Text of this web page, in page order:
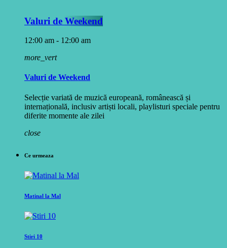
Valuri de Weekend
12:00 am - 12:00 am
more_vert
Valuri de Weekend
Selecție variată de muzică europeană, românească și
internațională, inclusiv artiști locali, playlisturi speciale pentru
diferite momente ale zilei
close
Ce urmeaza
Matinal la Mal
Stiri 10